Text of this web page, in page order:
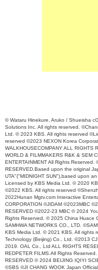
© Wataru Hinekure, Aruko / Shueisha
Solutions Inc. All rights reserved.
Ltd. © 2023 KBS. All rights reserved
reserved ©2023 NEXON Korea
WALKHOUSECOMPANY ALL RIGHTS
WORLD & FILMMAKERS R&K & SEM
ENTERTAINMENT All Rights
RESERVED.Based upon the original
UTA"("MIDNIGHT SUN"),based upon
Licensed by KBS Media Ltd. © 2020
©2022 KBS. All rights reserved
2022Hunan Mgtv.com Interactive
CORPORATION ©JIDAM ©2023MBC
RESERVED ©2022-23 MBC © 2024
Rights Reserved. © 2025 China Huace
SAMHWA NETWORKS CO., LTD.
KBS Media Ltd. © 2021 KBS. All rights
Technology (Beijing) Co., Ltd. ©2013
2019. OAL Co., Ltd ALL RIGHTS
REDPETER FILMS.All Rights
RESERVED © 2024 BEIJING IQIYI
©SBS ©JI CHANG WOOK Japan